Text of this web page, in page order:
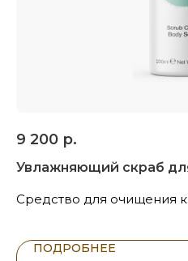
9 200 р.
Увлажняющий скраб
Средство для очищения
ПОДРОБНЕЕ